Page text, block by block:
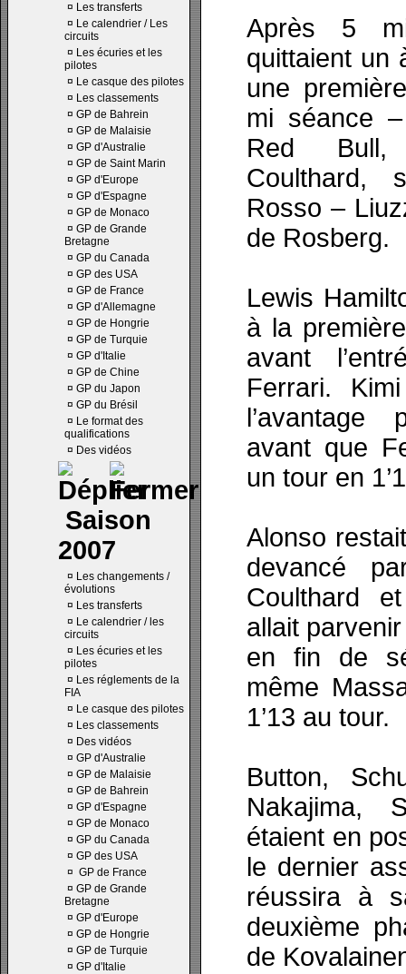
¤ Les transferts
¤ Le calendrier / Les
circuits
¤ Les écuries et les
pilotes
¤ Le casque des pilotes
¤ Les classements
¤ GP de Bahrein
¤ GP de Malaisie
¤ GP d'Australie
¤ GP de Saint Marin
¤ GP d'Europe
¤ GP d'Espagne
¤ GP de Monaco
¤ GP de Grande
Bretagne
¤ GP du Canada
¤ GP des USA
¤ GP de France
¤ GP d'Allemagne
¤ GP de Hongrie
¤ GP de Turquie
¤ GP d'Italie
¤ GP de Chine
¤ GP du Japon
¤ GP du Brésil
¤ Le format des
qualifications
¤ Des vidéos
Saison
2007
¤ Les changements /
évolutions
¤ Les transferts
¤ Le calendrier / les
circuits
¤ Les écuries et les
pilotes
¤ Les réglements de la
FIA
¤ Le casque des pilotes
¤ Les classements
¤ Des vidéos
¤ GP d'Australie
¤ GP de Malaisie
¤ GP de Bahrein
¤ GP d'Espagne
¤ GP de Monaco
¤ GP du Canada
¤ GP des USA
¤ GP de France
¤ GP de Grande
Bretagne
¤ GP d'Europe
¤ GP de Hongrie
¤ GP de Turquie
¤ GP d'Italie
Après 5
quittaient un
une
mi séance
Red Bull,
Coulthard,
Rosso –
de Rosberg.
Lewis
à la
avant
Ferrari.
l’avantage
avant que
un tour en
Alonso
devancé
Coulthard
allait
en fin de
même
1’13 au tour.
Button,
Nakajima,
étaient en
le dernier
réussira à
deuxième
de